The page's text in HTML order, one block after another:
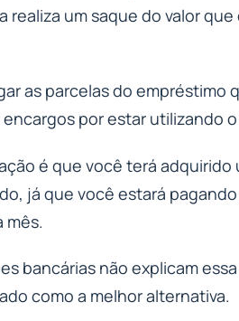
realiza um saque do valor
as parcelas do empréstimo
por estar utilizando
é que você terá adquirido
já que você estará pagando
mês.
bancárias não explicam
como a melhor alternativa.